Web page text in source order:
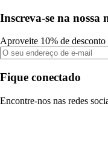
Inscreva-se na nossa
Aproveite 10% de desconto
Fique conectado
Encontre-nos nas redes